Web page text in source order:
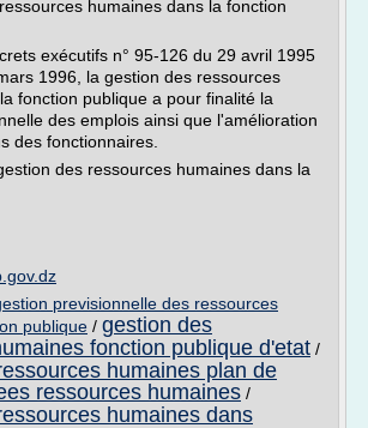
humaines dans la fonction
exécutifs n° 95-126 du 29 avril 1995
1996, la gestion des ressources
fonction publique a pour finalité la
des emplois ainsi que l'amélioration
des fonctionnaires.
des ressources humaines dans la
previsionnelle des ressources
publique / gestion des
fonction publique d'etat /
humaines plan de
ressources humaines /
humaines dans